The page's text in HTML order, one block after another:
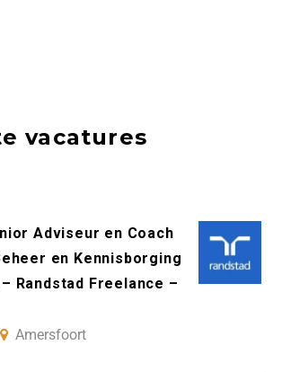
vacatures
Adviseur en Coach
en Kennisborging
Randstad Freelance –
Amersfoort